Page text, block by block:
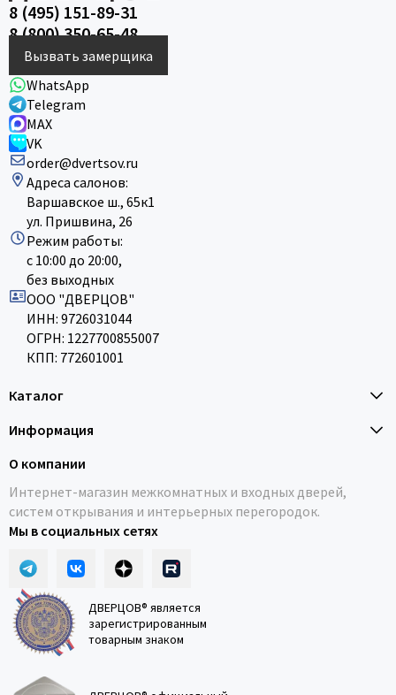
8 (495) 151-89-31
8 (800) 350-65-48
Вызвать замерщика
WhatsApp
Telegram
MAX
VK
order@dvertsov.ru
Адреса салонов:
Варшавское ш., 65к1
ул. Пришвина, 26
Режим работы:
с 10:00 до 20:00,
без выходных
ООО "ДВЕРЦОВ"
ИНН: 9726031044
ОГРН: 1227700855007
КПП: 772601001
Каталог
Информация
О компании
Интернет-магазин межкомнатных и входных дверей,
систем открывания и интерьерных перегородок.
Мы в социальных сетях
ДВЕРЦОВ® является
зарегистрированным
товарным знаком